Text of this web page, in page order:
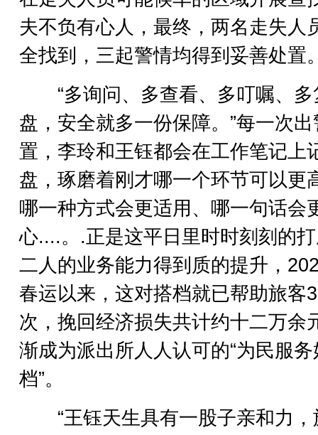
夫不负有心人，最终，两名走失人
全找到，三起警情均得到妥善处置
“多询问、多查看、多叮嘱、多
盘，安全就多一份保障。”每一次
置，李玲和王钰都会在工作笔记上
盘，琢磨着刚才哪一个环节可以更
哪一种方式会更适用、哪一句话会
心....。.正是这平日里时时刻刻的
二人的业务能力得到质的提升，
春运以来，这对搭档就已帮助旅客
次，挽回经济损失共计约十二万余
渐成为派出所人人认可的“为民服
档”。
“王钰天生具有一股子亲和力，